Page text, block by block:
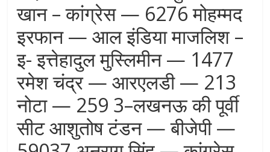
खान – कांग्रेस — 6276 मोहम्मद
इरफान — आल इंडिया माजलिश –
इ- इत्तेहादुल मुस्लिमीन — 1477
रमेश चंद्र — आरएलडी — 213
नोटा — 259 3–लखनऊ की पूर्वी
सीट आशुतोष टंडन — बीजेपी —